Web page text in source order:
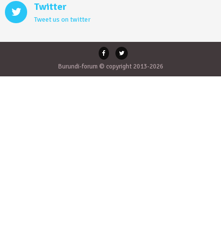
Twitter
Tweet us on twitter
Burundi-forum © copyright 2013-2026